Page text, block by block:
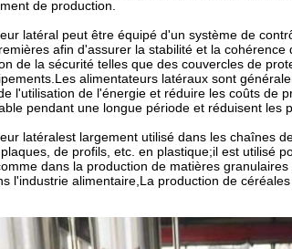
de production.
latéral peut être équipé d'un système de
afin d'assurer la stabilité et la
de la sécurité telles que des couvercles de
alimentateurs latéraux sont
l'utilisation de l'énergie et réduire les coûts de
pendant une longue période et réduisent les
latéralest largement utilisé dans les chaînes
de profils, etc. en plastique;il est utilisé
dans la production de matières
l'industrie alimentaire,La production de céréales